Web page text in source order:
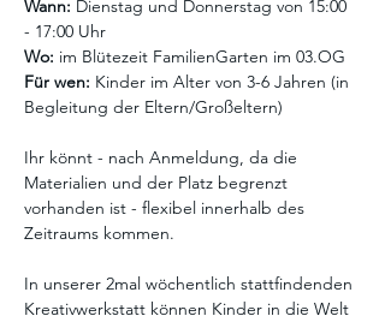
Wann: Dienstag und Donnerstag von 15:00
- 17:00 Uhr
Wo: im Blütezeit FamilienGarten im 03.OG
Für wen: Kinder im Alter von 3-6 Jahren (in
Begleitung der Eltern/Großeltern)
Ihr könnt - nach Anmeldung, da die
Materialien und der Platz begrenzt
vorhanden ist - flexibel innerhalb des
Zeitraums kommen.
In unserer 2mal wöchentlich stattfindenden
Kreativwerkstatt können Kinder in die Welt